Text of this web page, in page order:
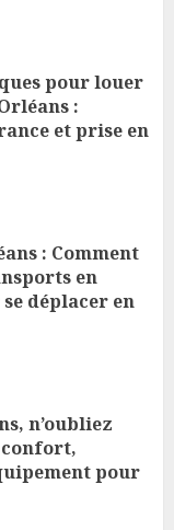
pour louer
:
et prise en
: Comment
en
déplacer en
n’oubliez
confort,
pour